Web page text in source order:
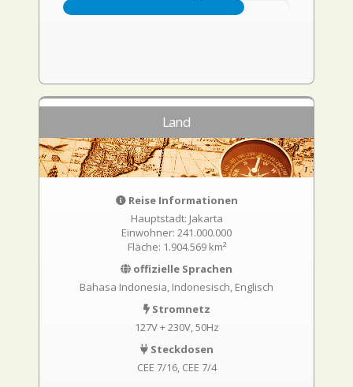
Land
Reise Informationen
Hauptstadt: Jakarta
Einwohner: 241.000.000
Fläche: 1.904.569 km²
offizielle Sprachen
Bahasa Indonesia, Indonesisch, Englisch
Stromnetz
127V + 230V, 50Hz
Steckdosen
CEE 7/16 CEE 7/4